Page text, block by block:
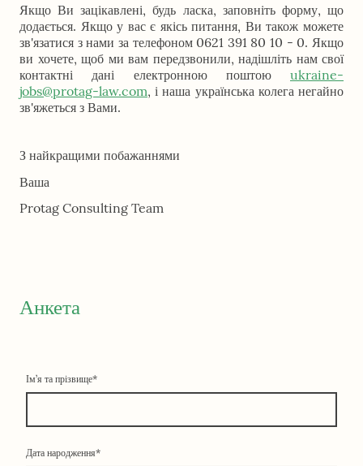
Якщо Ви зацікавлені, будь ласка, заповніть форму, що
додається. Якщо у вас є якісь питання, Ви також можете
зв'язатися з нами за телефоном 0621 391 80 10 - 0. Якщо
ви хочете, щоб ми вам передзвонили, надішліть нам свої
контактні дані електронною поштою ukraine-
jobs@protag-law.com, і наша українська колега негайно
зв'яжеться з Вами.
З найкращими побажаннями
Ваша
Protag Consulting Team
Анкета
Ім’я та прізвище*
Дата народження*